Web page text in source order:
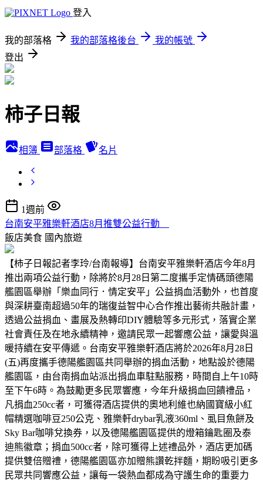
登入
我的部落格 我的部落格後台
我的帳號
登出
柿子日報
相簿 部落格 名片
1週前
台南安平雅樂軒酒店8月推雙公益行動
飯店美食 國內旅遊
【柿子日報記者李玲/台南報導】台南安平雅樂軒酒店今年8月
推出兩項公益行動，除將於8月28日第二度攜手定情碼頭德陽
艦園區舉辦「樂血同行．情定安平」公益捐血活動外，也首度
與深耕臺南超過50年的瑞復益智中心合作推出藝術共融計畫，
透過公益捐血、畫展及熱轉印DIY體驗等多元形式，落實企業
社會責任及在地永續精神，邀請民眾一起響應公益，讓愛與溫
暖持續在安平傳遞。台南安平雅樂軒酒店將於2026年8月28日
(五)再度攜手德陽艦園區共同舉辦的捐血活動，地點設於德陽
艦園區，由台南捐血站派出捐血車駐點服務，時間自上午10時
至下午6時。為鼓勵更多民眾響應，今年升級捐血回饋禮品，
凡捐血250cc者，可獲得酒店提供的奧地利維也納國寶級小紅
帽精選咖啡豆250公克、雅樂軒drybar乳液360ml、虱目魚餅及
Sky Bar咖啡兌換券，以及德陽艦園區提供的燈箱鑰匙圈及泰
迪熊徽章；捐血500cc者，除可獲得上述禮品外，酒店更加碼
提供雙倍贈禮，德陽艦園區亦加贈熊讚乾拌麵，期盼吸引更多
民眾共同響應公益，讓每一袋熱血都成為守護生命的重要力